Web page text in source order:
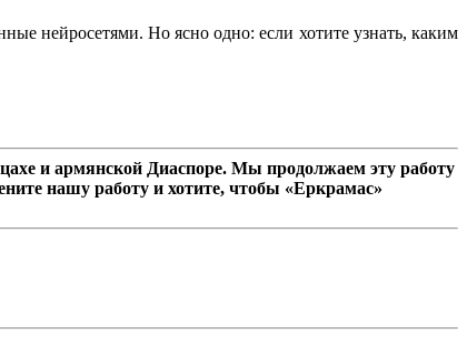
нейросетями. Но ясно одно: если хотите узнать, каким
и армянской Диаспоре. Мы продолжаем эту работу
нашу работу и хотите, чтобы «Еркрамас»